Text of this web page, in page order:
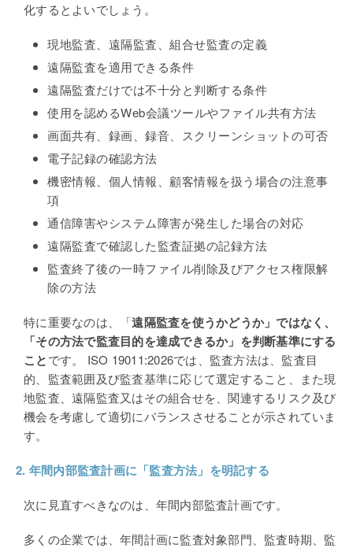
化するとよいでしょう。
現地監査、遠隔監査、組合せ監査の定義
遠隔監査を適用できる条件
遠隔監査だけでは不十分と判断する条件
使用を認めるWeb会議ツールやファイル共有方法
画面共有、録画、録音、スクリーンショットの可否
電子記録の確認方法
機密情報、個人情報、顧客情報を扱う場合の注意事
項
通信障害やシステム障害が発生した場合の対応
遠隔監査で確認した監査証拠の記録方法
監査終了後の一時ファイル削除及びアクセス権限解
除の方法
特に重要なのは、「遠隔監査を使うかどうか」ではなく、
「その方法で監査目的を達成できるか」を判断基準にする
ことです。 ISO 19011:2026では、監査方法は、監査目
的、監査範囲及び監査基準に応じて選定すること、また現
地監査、遠隔監査又はその組合せを、関連するリスク及び
機会を考慮して適切にバランスさせることが示されていま
す。
2. 年間内部監査計画に「監査方法」を明記する
次に見直すべきなのは、年間内部監査計画です。
多くの企業では、年間計画に監査対象部門、監査時期、監